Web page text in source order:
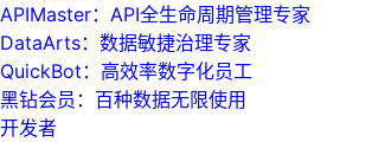
APIMaster：API全生命周期管理专家
DataArts：数据敏捷治理专家
QuickBot：高效率数字化员工
黑钻会员：百种数据无限使用
开发者